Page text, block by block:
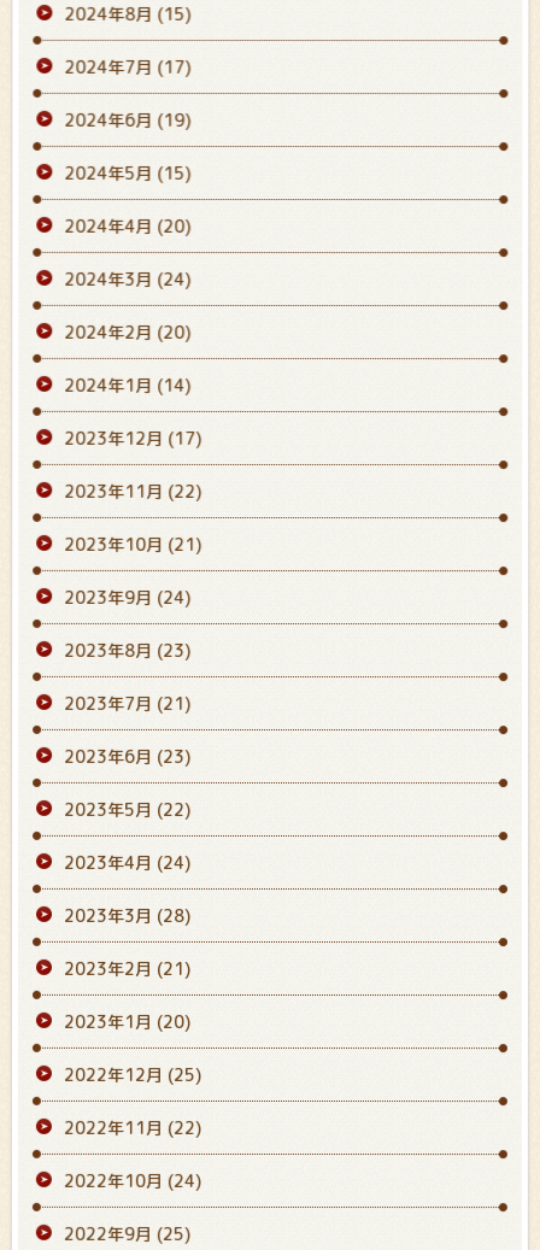
2024年8月 (15)
2024年7月 (17)
2024年6月 (19)
2024年5月 (15)
2024年4月 (20)
2024年3月 (24)
2024年2月 (20)
2024年1月 (14)
2023年12月 (17)
2023年11月 (22)
2023年10月 (21)
2023年9月 (24)
2023年8月 (23)
2023年7月 (21)
2023年6月 (23)
2023年5月 (22)
2023年4月 (24)
2023年3月 (28)
2023年2月 (21)
2023年1月 (20)
2022年12月 (25)
2022年11月 (22)
2022年10月 (24)
2022年9月 (25)